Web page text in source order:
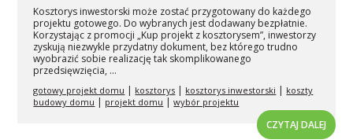
Kosztorys inwestorski może zostać przygotowany do każdego
projektu gotowego. Do wybranych jest dodawany bezpłatnie.
Korzystając z promocji „Kup projekt z kosztorysem”, inwestorzy
zyskują niezwykle przydatny dokument, bez którego trudno
wyobrazić sobie realizację tak skomplikowanego
przedsięwzięcia, ...
gotowy projekt domu | kosztorys | kosztorys inwestorski | koszty
budowy domu | projekt domu |wybór projektu
CZYTAJ DALEJ